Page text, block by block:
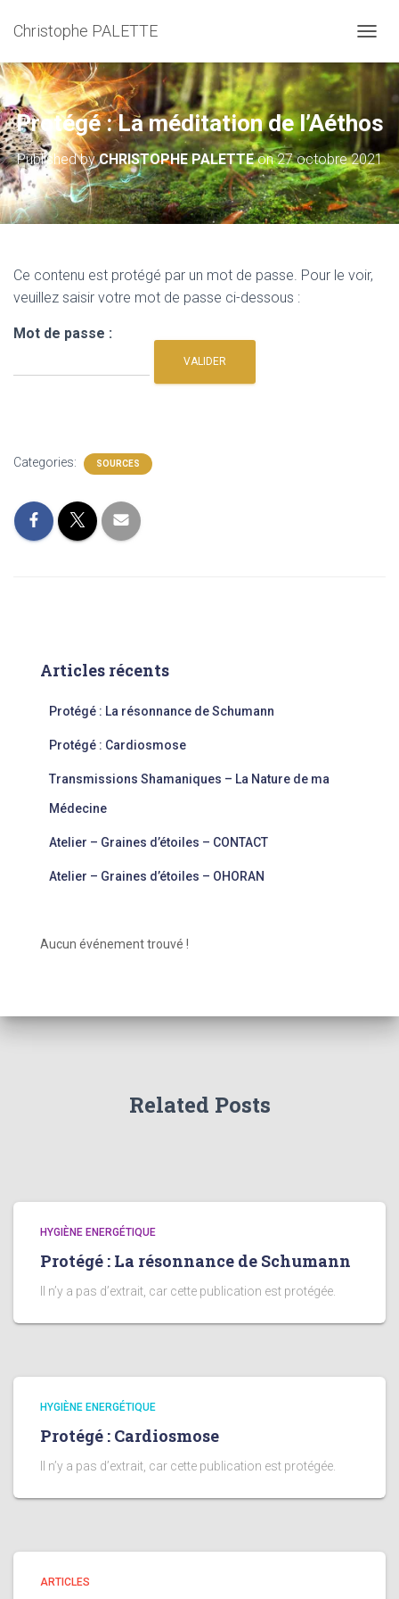
Christophe PALETTE
Protégé : La méditation de l’Aéthos
Published byCHRISTOPHE PALETTEon27 octobre 2021
Ce contenu est protégé par un mot de passe. Pour le voir,
veuillez saisir votre mot de passe ci-dessous :
Mot de passe :
Categories: SOURCES
Articles récents
Protégé : La résonnance de Schumann
Protégé : Cardiosmose
Transmissions Shamaniques – La Nature de ma
Médecine
Atelier – Graines d’étoiles – CONTACT
Atelier – Graines d’étoiles – OHORAN
Aucun événement trouvé !
Related Posts
HYGIÈNE ENERGÉTIQUE
Protégé : La résonnance de Schumann
Il n’y a pas d’extrait, car cette publication est protégée.
HYGIÈNE ENERGÉTIQUE
Protégé : Cardiosmose
Il n’y a pas d’extrait, car cette publication est protégée.
ARTICLES